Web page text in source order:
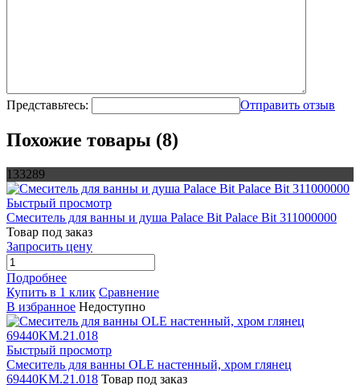
Представьтесь: Отправить отзыв
Похожие товары (8)
133289
Быстрый просмотр
Смеситель для ванны и душа Palace Bit Palace Bit 311000000
Товар под заказ
Запросить цену
Подробнее
Купить в 1 клик Сравнение
В избранное Недоступно
Быстрый просмотр
Смеситель для ванны OLE настенный, хром глянец
69440KM.21.018 Товар под заказ